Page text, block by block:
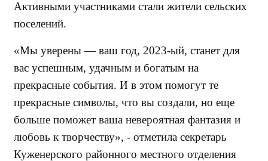
Активными участниками стали жители сельских
поселений.
«Мы уверены — ваш год, 2023-ый, станет для
вас успешным, удачным и богатым на
прекрасные события. И в этом помогут те
прекрасные символы, что вы создали, но еще
больше поможет ваша невероятная фантазия и
любовь к творчеству», - отметила секретарь
Куженерского районного местного отделения